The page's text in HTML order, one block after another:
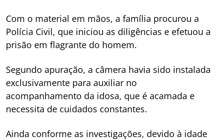
Com o material em mãos, a família procurou a
Polícia Civil, que iniciou as diligências e efetuou a
prisão em flagrante do homem.
Segundo apuração, a câmera havia sido instalada
exclusivamente para auxiliar no
acompanhamento da idosa, que é acamada e
necessita de cuidados constantes.
Ainda conforme as investigações, devido à idade